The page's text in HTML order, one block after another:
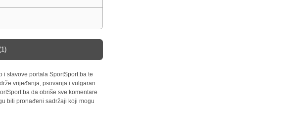
i stavove portala SportSport.ba te
vrijeđanja, psovanja i vulgaran
da obriše sve komentare
biti pronađeni sadržaji koji mogu